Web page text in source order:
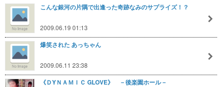
こんな銀河の片隅で出逢った奇跡なみのサプライズ！？
2009.06.19 01:13
爆笑された あっちゃん
2009.06.11 23:38
《ＤYＮＡＭＩＣ GLOVE》 －後楽園ホール－